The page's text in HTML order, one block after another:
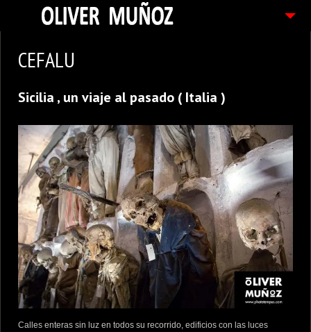
FOTOGRAFIAS
CONTACTO
CEFALU
Sicilia , un viaje al pasado ( Italia )
Calles enteras sin luz en todos su recorrido, edificios con las luces